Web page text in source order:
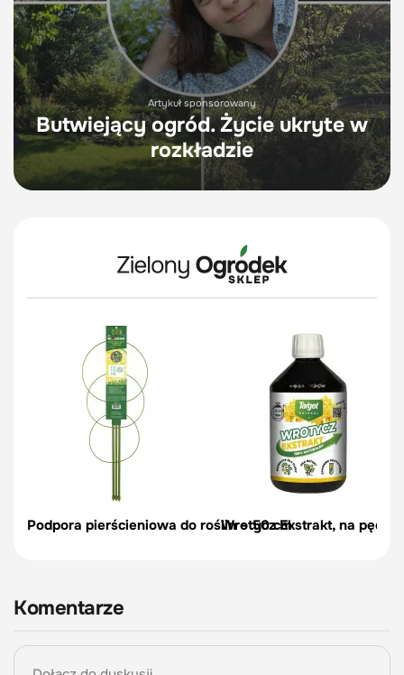
Artykuł sponsorowany
Butwiejący ogród. Życie ukryte w
rozkładzie
Podpora pierścieniowa do roślin – 50 cm
Wrotycz Ekstrakt, na
Komentarze